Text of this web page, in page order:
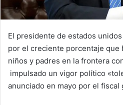
El presidente de estados
por el creciente porcentaje que
niños y padres en la frontera
impulsado un vigor político
anunciado en mayo por el